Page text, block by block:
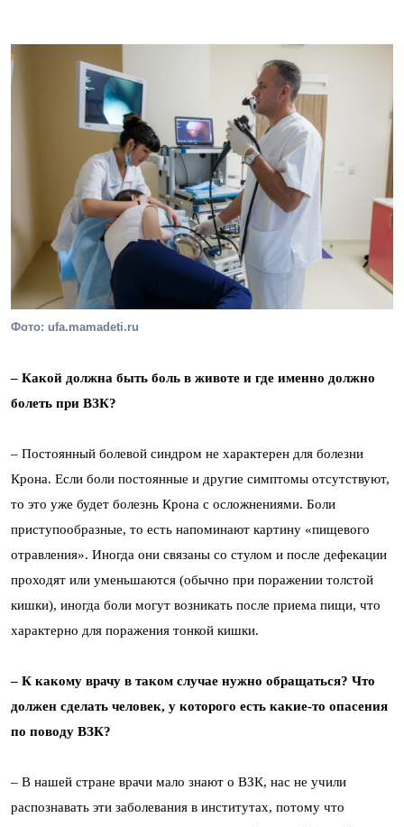
Фото: ufa.mamadeti.ru
– Какой должна быть боль в животе и где именно должно
болеть при ВЗК?
– Постоянный болевой синдром не характерен для болезни
Крона. Если боли постоянные и другие симптомы отсутствуют,
то это уже будет болезнь Крона с осложнениями. Боли
приступообразные, то есть напоминают картину «пищевого
отравления». Иногда они связаны со стулом и после дефекации
проходят или уменьшаются (обычно при поражении толстой
кишки), иногда боли могут возникать после приема пищи, что
характерно для поражения тонкой кишки.
– К какому врачу в таком случае нужно обращаться? Что
должен сделать человек, у которого есть какие-то опасения
по поводу ВЗК?
– В нашей стране врачи мало знают о ВЗК, нас не учили
распознавать эти заболевания в институтах, потому что